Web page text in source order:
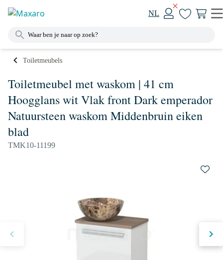
NL
Toiletmeubels
Toiletmeubel met waskom | 41 cm
Hoogglans wit Vlak front Dark emperador
Natuursteen waskom Middenbruin eiken
blad
TMK10-11199